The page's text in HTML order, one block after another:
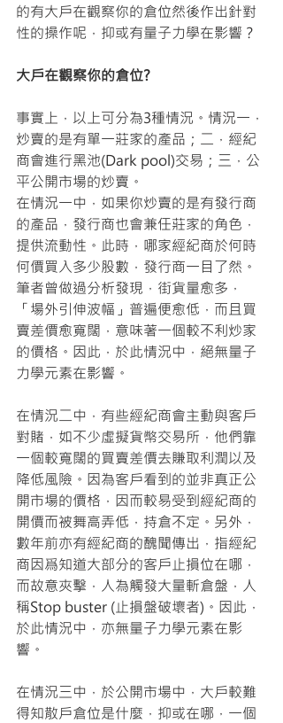
的有大戶在觀察你的倉位然後作出針對
性的操作呢，抑或有量子力學在影響？
大戶在觀察你的倉位?
事實上，以上可分為3種情況。情況一，
炒賣的是有單一莊家的產品；二，經紀
商會進行黑池(Dark pool)交易；三，公
平公開市場的炒賣。
在情況一中，如果你炒賣的是有發行商
的產品，發行商也會兼任莊家的角色，
提供流動性。此時，哪家經紀商於何時
何價買入多少股數，發行商一目了然。
筆者曾做過分析發現，街貨量愈多，
「場外引伸波幅」普遍便愈低，而且買
賣差價愈寬闊，意味著一個較不利炒家
的價格。因此，於此情況中，絕無量子
力學元素在影響。
在情況二中，有些經紀商會主動與客戶
對賭，如不少虛擬貨幣交易所，他們靠
一個較寬闊的買賣差價去賺取利潤以及
降低風險。因為客戶看到的並非真正公
開市場的價格，因而較易受到經紀商的
開價而被舞高弄低，持倉不定。另外，
數年前亦有經紀商的醜聞傳出，指經紀
商因爲知道大部分的客戶止損位在哪，
而故意夾擊，人為觸發大量斬倉盤，人
稱Stop buster (止損盤破壞者)。因此，
於此情況中，亦無量子力學元素在影
響。
在情況三中，於公開市場中，大戶較難
得知散戶倉位是什麼，抑或在哪，一個